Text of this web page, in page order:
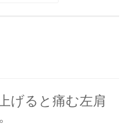
げると痛む左肩